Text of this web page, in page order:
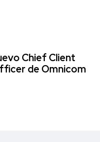
Chief Client
de Omnicom